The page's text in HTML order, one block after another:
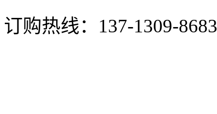
订购热线： 137-1309-8683